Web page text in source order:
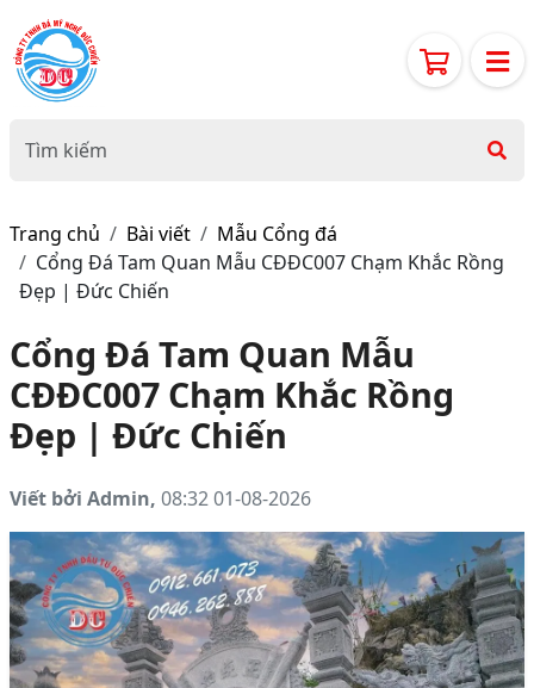
Trang chủ Bài viết
Mẫu Cổng đá
Cổng Đá Tam Quan Mẫu CĐĐC007 Chạm Khắc Rồng
Đẹp | Đức Chiến
Cổng Đá Tam Quan Mẫu
CĐĐC007 Chạm Khắc Rồng
Đẹp | Đức Chiến
Viết bởi Admin, 08:32 01-08-2026